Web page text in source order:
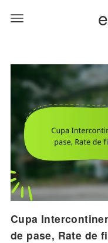
Cupa
de pase, Rate de